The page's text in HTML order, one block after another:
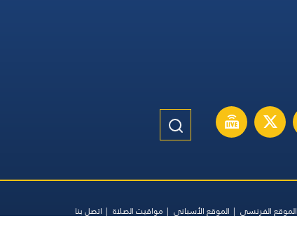
الموقع الفرنسي الموقع الأسباني مواقيت الصلاة اتصل بنا